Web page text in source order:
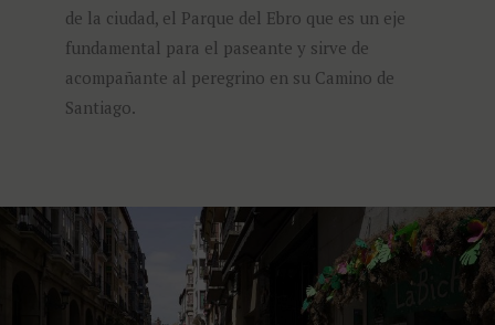
de la ciudad, el Parque del Ebro que es un eje
fundamental para el paseante y sirve de
acompañante al peregrino en su Camino de
Santiago.